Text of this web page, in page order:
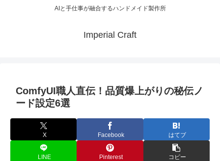
AIと手仕事が融合するハンドメイド製作所
Imperial Craft
ComfyUI職人直伝！品質爆上がりの秘伝ノ
ード設定6選
X Facebook はてブ
LINE Pinterest コピー